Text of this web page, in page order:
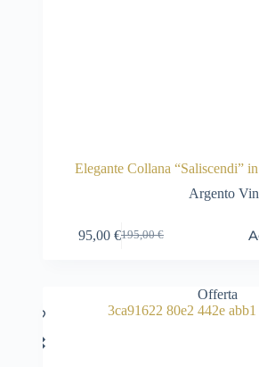
Elegante Collana “Saliscendi”
Argento
195,00€
Il
195,00 €.
95,00 €Il
95,00 €.
Offerta